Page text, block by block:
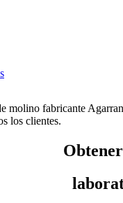
molino fabricante
los clientes.